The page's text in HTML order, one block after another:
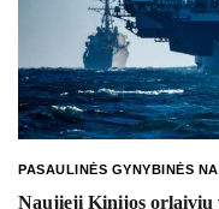
PASAULINĖS GYNYBINĖS
Naujieji Kinijos orlaivių